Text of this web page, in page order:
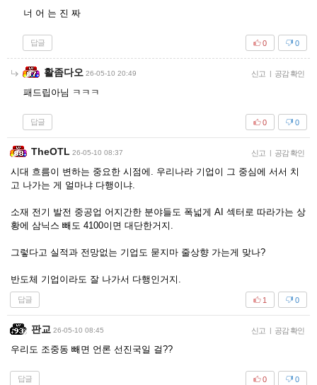
너 어 는 진 짜
답글 0
0
활좀다오 26-05-10 20:49 신고 | 공감 확인
패드립아님 ㅋㅋㅋ
답글 0
0
TheOTL 26-05-10 08:37 신고 | 공감 확인
시대 흐름이 변하는 중요한 시점에. 우리나라 기업이 그 중심에 서서 치
고 나가는 게 얼마냐 다행이냐.
소재 전기 발전 중공업 어지간한 분야들도 폭넓게 AI 섹터로 따라가는 상
황에 삼닉스 빼도 4100이면 대단한거지.
그렇다고 실적과 전망없는 기업도 묻지마 줄상향 가는게 맞나?
반도체 기업이라도 잘 나가서 다행인거지.
답글 0
1
판교 26-05-10 08:45 신고 | 공감 확인
우리도 조중동 빼면 언론 선진국일 걸??
답글 0
0